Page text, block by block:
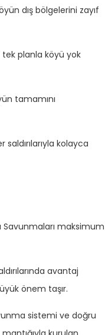
dış bölgelerini zayıf
tek planla köyü yok
tamamını
kolayca
Savunmaları maksimum
avantaj
önem taşır.
sistemi ve doğru